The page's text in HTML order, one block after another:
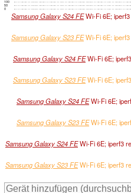
0
50
100
Samsung Galaxy S24 FEWi-Fi 6E; iperf3
Samsung Galaxy S23 FEWi-Fi 6E; iperf3
Samsung Galaxy S24 FEWi-Fi 6E;
Samsung Galaxy S23 FEWi-Fi 6E;
Samsung Galaxy S24 FEWi-Fi 6E;
Samsung Galaxy S23 FEWi-Fi 6E;
Samsung Galaxy S24 FEWi-Fi 6E; iperf3
Samsung Galaxy S23 FEWi-Fi 6E; iperf3